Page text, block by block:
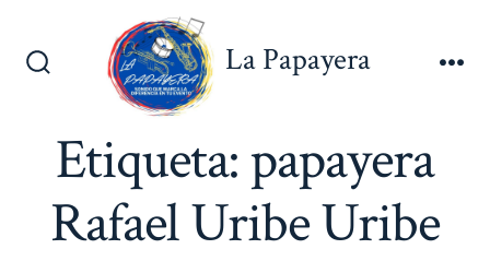
Alternar
La Papayera
Etiqueta:papayera
Rafael Uribe Uribe